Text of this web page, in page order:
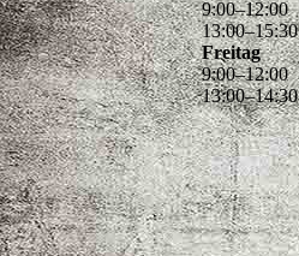
9:00–12:00
13:00–15:30
Freitag
9:00–12:00
13:00–14:30